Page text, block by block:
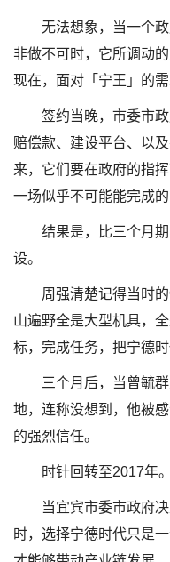
无法想象，当一个
非做不可时，它所调动
现在，面对「宁王」的
签约当晚，市委市
赔偿款、建设平台、以
来，它们要在政府的指
一场似乎不可能能完成的
结果是，比三个月
设。
周强清楚记得当时
山遍野全是大型机具，
标，完成任务，把宁德时
三个月后，当曾毓
地，连称没想到，他被
的强烈信任。
时针回转至2017年。
当宜宾市委市政府
时，选择宁德时代只是